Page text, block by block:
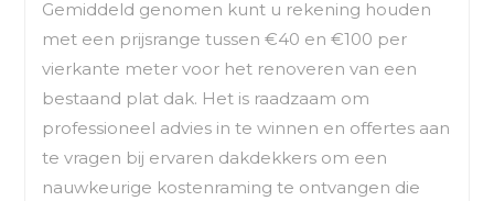
Gemiddeld genomen kunt u rekening houden
met een prijsrange tussen €40 en €100 per
vierkante meter voor het renoveren van een
bestaand plat dak. Het is raadzaam om
professioneel advies in te winnen en offertes aan
te vragen bij ervaren dakdekkers om een
nauwkeurige kostenraming te ontvangen die